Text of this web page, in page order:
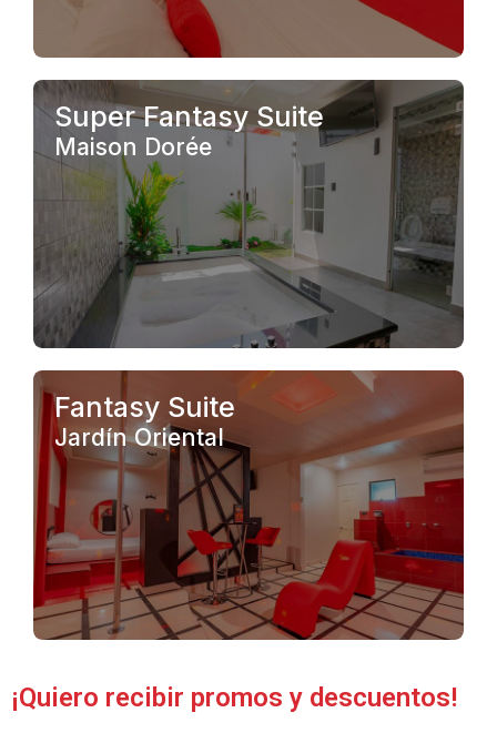
Super Fantasy Suite
Maison Dorée
Fantasy Suite
Jardín Oriental
¡Quiero recibir promos y descuentos!